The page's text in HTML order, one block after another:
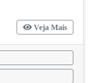
Veja Mais